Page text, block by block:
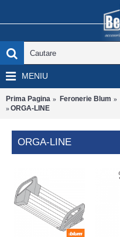
MENIU
Prima Pagina Feronerie Blum
ORGA-LINE
ORGA-LINE